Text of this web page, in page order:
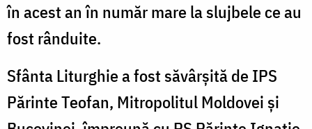
în acest an în număr mare la slujbele ce au
fost rânduite.
Sfânta Liturghie a fost săvârșită de IPS
Părinte Teofan, Mitropolitul Moldovei și